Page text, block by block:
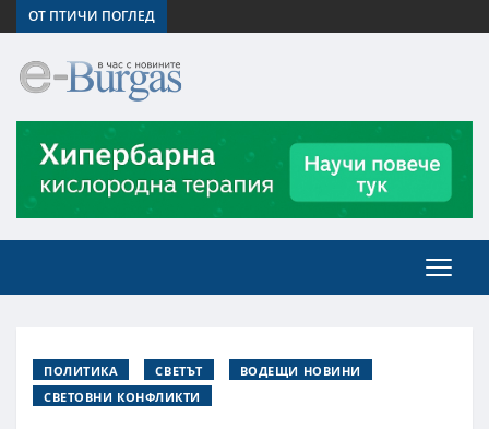
ОТ ПТИЧИ ПОГЛЕД
ПОЛИТИКА СВЕТЪТ
ВОДЕЩИ НОВИНИ
СВЕТОВНИ КОНФЛИКТИ